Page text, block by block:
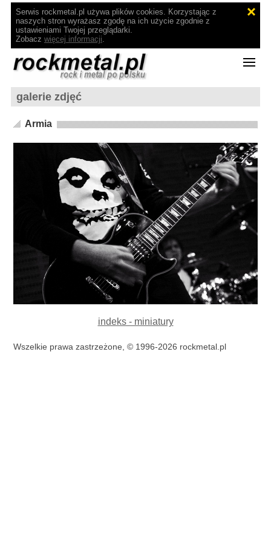
Serwis rockmetal.pl używa plików cookies. Korzystając z
naszych stron wyrażasz zgodę na ich użycie zgodnie z
ustawieniami Twojej przeglądarki.
Zobacz więcej informacji.
galerie zdjęć
Armia
indeks - miniatury
Wszelkie prawa zastrzeżone, © 1996-2026 rockmetal.pl